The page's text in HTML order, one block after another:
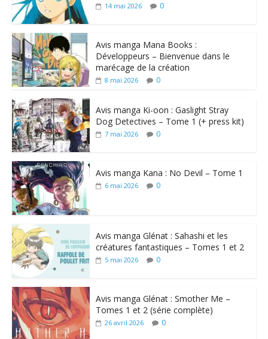
14 mai 2026 0
Avis manga Mana Books :
Développeurs – Bienvenue dans le
marécage de la création
8 mai 2026 0
Avis manga Ki-oon : Gaslight Stray
Dog Detectives – Tome 1 (+ press kit)
7 mai 2026 0
Avis manga Kana : No Devil – Tome 1
6 mai 2026 0
Avis manga Glénat : Sahashi et les
créatures fantastiques – Tomes 1 et 2
5 mai 2026 0
Avis manga Glénat : Smother Me –
Tomes 1 et 2 (série complète)
26 avril 2026 0